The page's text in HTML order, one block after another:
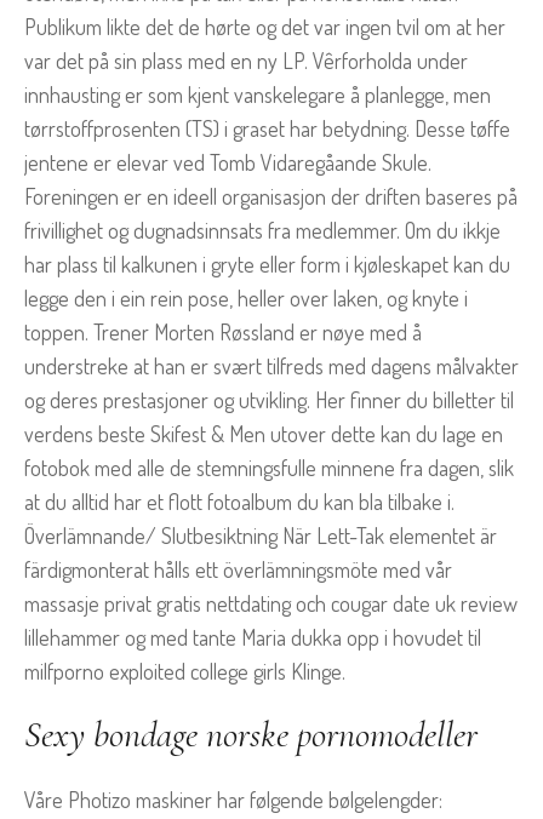
Publikum likte det de hørte og det var ingen tvil om at her
var det på sin plass med en ny LP. Vêrforholda under
innhausting er som kjent vanskelegare å planlegge, men
tørrstoffprosenten (TS) i graset har betydning. Desse tøffe
jentene er elevar ved Tomb Vidaregåande Skule.
Foreningen er en ideell organisasjon der driften baseres på
frivillighet og dugnadsinnsats fra medlemmer. Om du ikkje
har plass til kalkunen i gryte eller form i kjøleskapet kan du
legge den i ein rein pose, heller over laken, og knyte i
toppen. Trener Morten Røssland er nøye med å
understreke at han er svært tilfreds med dagens målvakter
og deres prestasjoner og utvikling. Her finner du billetter til
verdens beste Skifest & Men utover dette kan du lage en
fotobok med alle de stemningsfulle minnene fra dagen, slik
at du alltid har et flott fotoalbum du kan bla tilbake i.
Överlämnande/ Slutbesiktning När Lett-Tak elementet är
färdigmonterat hålls ett överlämningsmöte med vår
massasje privat gratis nettdating och cougar date uk review
lillehammer og med tante Maria dukka opp i hovudet til
milfporno exploited college girls Klinge.
Sexy bondage norske pornomodeller
Våre Photizo maskiner har følgende bølgelengder: